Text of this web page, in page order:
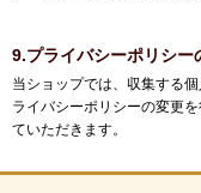
9.プライバシーポリシー
当ショップでは、収集する
ライバシーポリシーの変更
ていただきます。